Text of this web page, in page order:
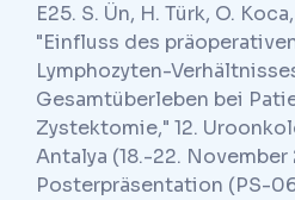
E25. S. Ün, H. Türk, O.
"Einfluss des
Lymphozyten-
Gesamtüberleben bei
Zystektomie," 12.
Antalya (18.-22. November
Posterpräsentation (PS-